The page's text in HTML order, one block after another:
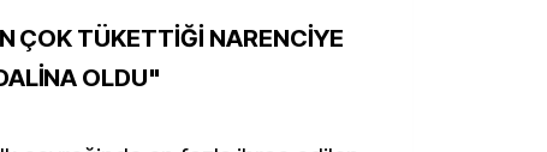
ÇOK TÜKETTİĞİ NARENCİYE
OLDU"